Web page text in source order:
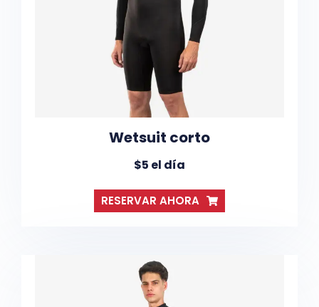
Wetsuit corto
$5 el día
RESERVAR AHORA